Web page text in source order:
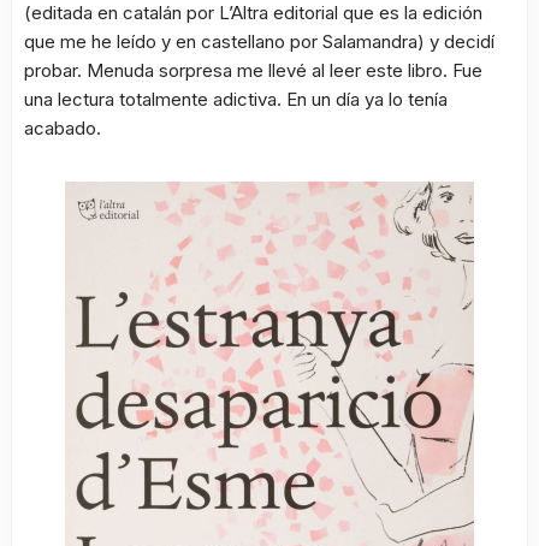
(editada en catalán por L’Altra editorial que es la edición
que me he leído y en castellano por Salamandra) y decidí
probar. Menuda sorpresa me llevé al leer este libro. Fue
una lectura totalmente adictiva. En un día ya lo tenía
acabado.